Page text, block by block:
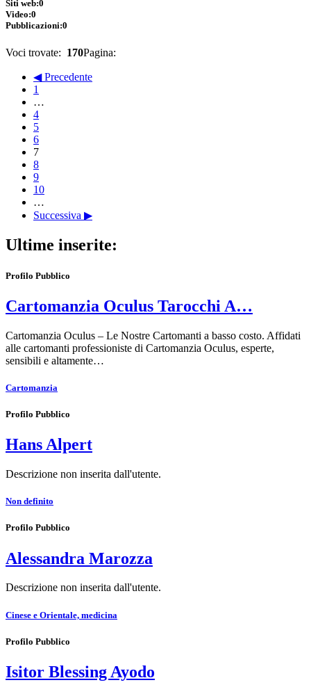
Siti web:0
Video:0
Pubblicazioni:0
Voci trovate: 170Pagina:
◀ Precedente
1
…
4
5
6
7
8
9
10
…
Successiva ▶
Ultime inserite:
Profilo Pubblico
Cartomanzia Oculus Tarocchi A…
Cartomanzia Oculus – Le Nostre Cartomanti a basso costo. Affidati
alle cartomanti professioniste di Cartomanzia Oculus, esperte,
sensibili e altamente…
Cartomanzia
Profilo Pubblico
Hans Alpert
Descrizione non inserita dall'utente.
Non definito
Profilo Pubblico
Alessandra Marozza
Descrizione non inserita dall'utente.
Cinese e Orientale, medicina
Profilo Pubblico
Isitor Blessing Ayodo